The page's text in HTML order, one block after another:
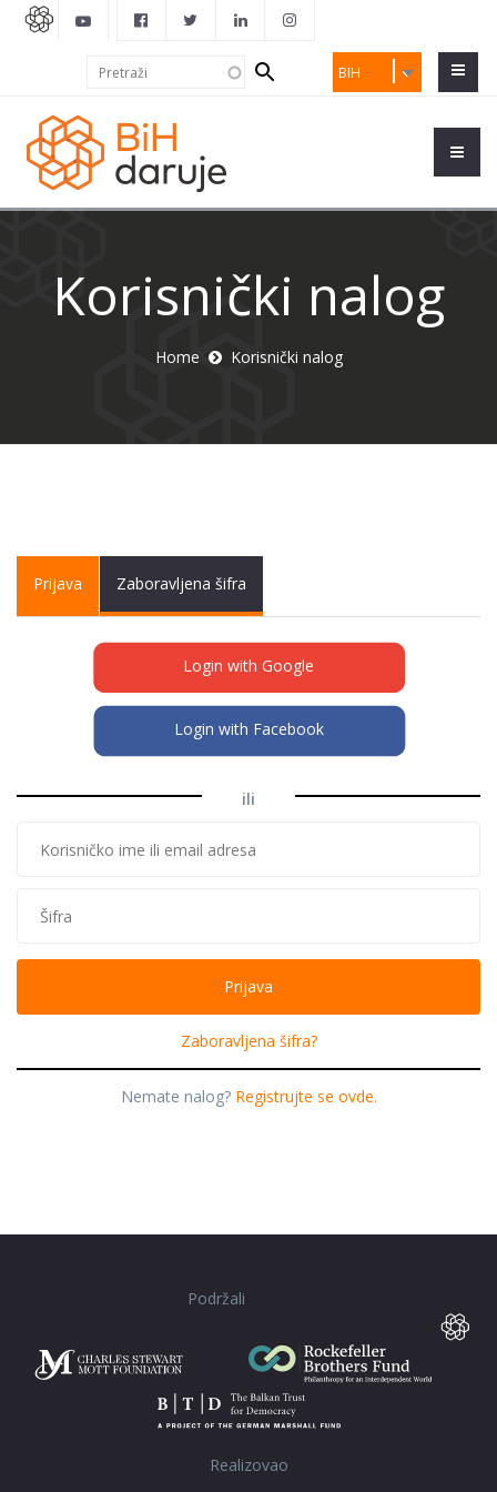
BIH
Search
form
Korisnički nalog
Home Korisnički nalog
Primary tabs
Prijava (activeZaboravljena šifra
Login with Google
Login with Facebook
ili
Zaboravljena šifra?
Nemate nalog? Registrujte se ovde.
Podržali
Realizovao